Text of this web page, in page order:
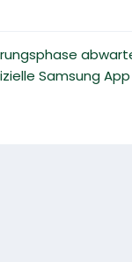
Samsung